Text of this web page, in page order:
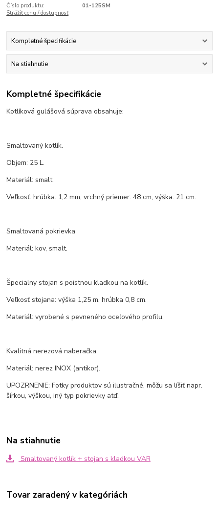
Číslo produktu:
01-125SM
Strážiť cenu / dostupnosť
Kompletné špecifikácie
Na stiahnutie
Kompletné špecifikácie
Kotlíková gulášová súprava obsahuje:
Smaltovaný kotlík.
Objem: 25 L.
Materiál: smalt.
Veľkosť: hrúbka: 1,2 mm, vrchný priemer: 48 cm, výška: 21 cm.
Smaltovaná pokrievka
Materiál: kov, smalt.
Špecialny stojan s poistnou kladkou na kotlík.
Veľkosť stojana: výška 1,25 m, hrúbka 0,8 cm.
Materiál: vyrobené s pevneného oceľového profilu.
Kvalitná nerezová naberačka.
Materiál: nerez INOX (antikor).
UPOZRNENIE: Fotky produktov sú ilustračné, môžu sa líšiť napr.
šírkou, výškou, iný typ pokrievky atď.
Na stiahnutie
Smaltovaný kotlík + stojan s kladkou VAR
Tovar zaradený v kategóriách